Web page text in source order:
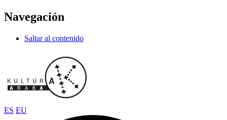
Navegación
Saltar al contenido
ES EU